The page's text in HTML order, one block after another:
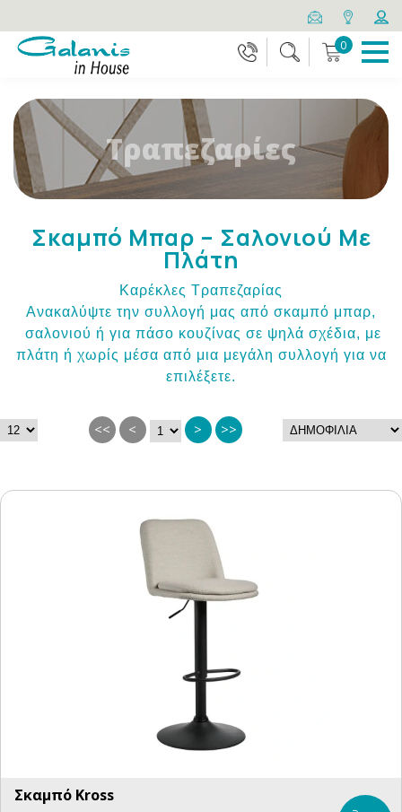
0
Τραπεζαρίες
Σκαμπό Μπαρ – Σαλονιού Με
Πλάτη
Καρέκλες Τραπεζαρίας
Ανακαλύψτε την συλλογή μας από σκαμπό μπαρ,
σαλονιού ή για πάσο κουζίνας σε ψηλά σχέδια, με
πλάτη ή χωρίς μέσα από μια μεγάλη συλλογή για να
επιλέξετε.
<< < > >>
Σκαμπό Kross